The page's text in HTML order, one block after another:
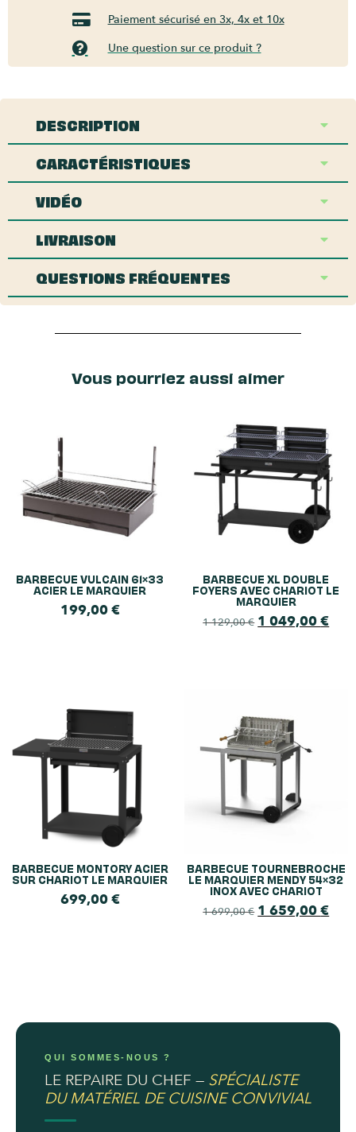
Paiement sécurisé en 3x, 4x et 10x
Une question sur ce produit ?
DESCRIPTION
CARACTÉRISTIQUES
VIDÉO
LIVRAISON
QUESTIONS FRÉQUENTES
Vous pourriez aussi aimer
BARBECUE VULCAIN 61×33
ACIER LE MARQUIER
199,00€
BARBECUE XL DOUBLE
FOYERS AVEC CHARIOT LE
MARQUIER
1 129,00€ 1 049,00€
BARBECUE MONTORY ACIER
SUR CHARIOT LE MARQUIER
699,00€
BARBECUE TOURNEBROCHE
LE MARQUIER MENDY 54×32
INOX AVEC CHARIOT
1 699,00€ 1 659,00€
QUI SOMMES-NOUS ?
LE REPAIRE DU CHEF — SPÉCIALISTE
DU MATÉRIEL DE CUISINE CONVIVIAL